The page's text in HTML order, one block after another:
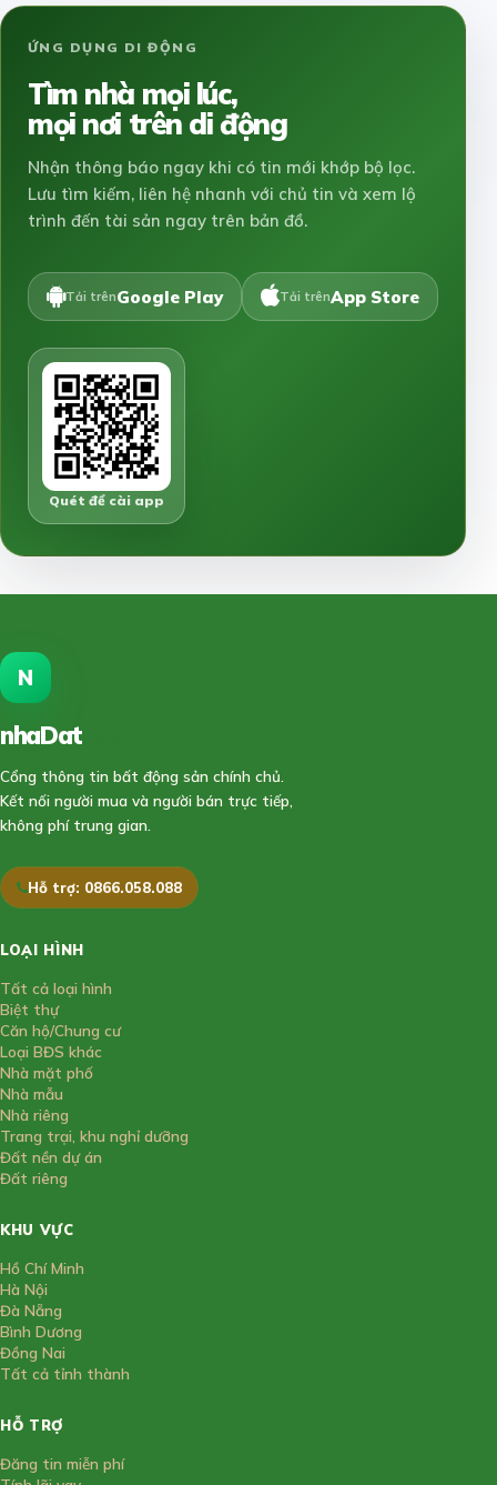
ỨNG DỤNG DI ĐỘNG
Tìm nhà mọi lúc,
mọi nơi trên di động
Nhận thông báo ngay khi có tin mới khớp bộ lọc.
Lưu tìm kiếm, liên hệ nhanh với chủ tin và xem lộ
trình đến tài sản ngay trên bản đồ.
Tải trênGoogle Play Tải trênApp Store
Quét để cài app
N
nhaDat
Cổng thông tin bất động sản chính chủ.
Kết nối người mua và người bán trực tiếp,
không phí trung gian.
Hỗ trợ: 0866.058.088
LOẠI HÌNH
Tất cả loại hình
Biệt thự
Căn hộ/Chung cư
Loại BĐS khác
Nhà mặt phố
Nhà mẫu
Nhà riêng
Trang trại, khu nghỉ dưỡng
Đất nền dự án
Đất riêng
KHU VỰC
Hồ Chí Minh
Hà Nội
Đà Nẵng
Bình Dương
Đồng Nai
Tất cả tỉnh thành
HỖ TRỢ
Đăng tin miễn phí